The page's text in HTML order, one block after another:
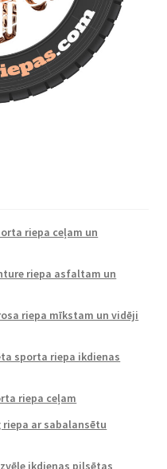
riepa ceļam un
riepa asfaltam un
riepa mīkstam un vidēji
sporta riepa ikdienas
riepa ceļam
riepa ar sabalansētu
ikdienas pilsētas